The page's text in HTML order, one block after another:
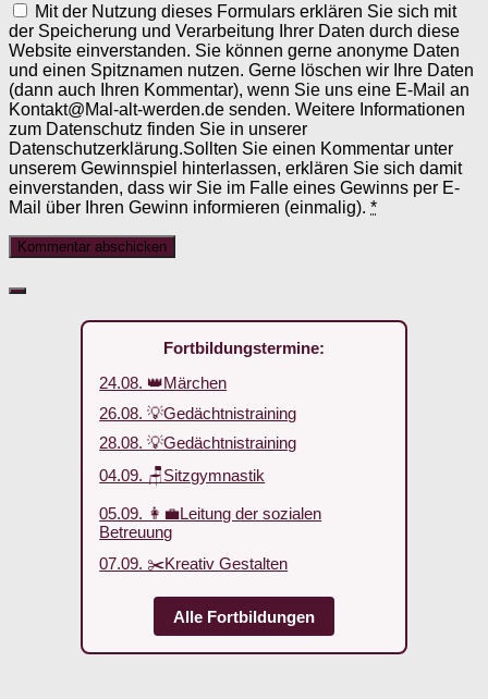
Mit der Nutzung dieses Formulars erklären Sie sich mit
der Speicherung und Verarbeitung Ihrer Daten durch diese
Website einverstanden. Sie können gerne anonyme Daten
und einen Spitznamen nutzen. Gerne löschen wir Ihre Daten
(dann auch Ihren Kommentar), wenn Sie uns eine E-Mail an
Kontakt@Mal-alt-werden.de senden. Weitere Informationen
zum Datenschutz finden Sie in unserer
Datenschutzerklärung.Sollten Sie einen Kommentar unter
unserem Gewinnspiel hinterlassen, erklären Sie sich damit
einverstanden, dass wir Sie im Falle eines Gewinns per E-
Mail über Ihren Gewinn informieren (einmalig). *
Fortbildungstermine:
24.08. 👑Märchen
26.08. 💡Gedächtnistraining
28.08. 💡Gedächtnistraining
04.09. 🪑Sitzgymnastik
05.09. 👩‍💼Leitung der sozialen
Betreuung
07.09. ✂️Kreativ Gestalten
Alle Fortbildungen